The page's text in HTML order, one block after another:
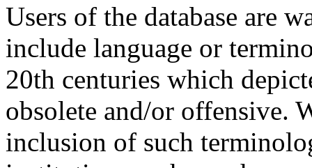
Users of the database are
include language or
20th centuries which
obsolete and/or offensive.
inclusion of such